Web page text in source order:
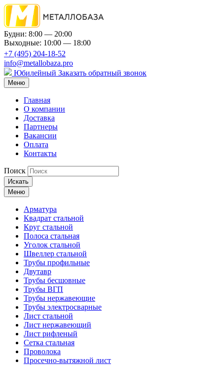
Будни: 8:00 — 20:00
Выходные: 10:00 — 18:00
+7 (495) 204-18-52
info@metallobaza.pro
Юбилейный Заказать обратный звонок
Меню
Главная
О компании
Доставка
Партнеры
Вакансии
Оплата
Контакты
Поиск
Искать
Меню
Арматура
Квадрат стальной
Круг стальной
Полоса стальная
Уголок стальной
Швеллер стальной
Трубы профильные
Двутавр
Трубы бесшовные
Трубы ВГП
Трубы нержавеющие
Трубы электросварные
Лист стальной
Лист нержавеющий
Лист рифленый
Сетка стальная
Проволока
Просечно-вытяжной лист